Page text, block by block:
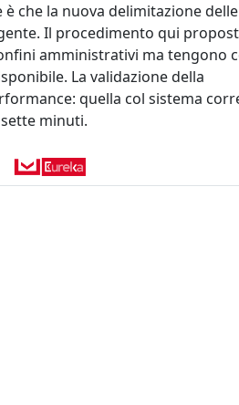
che la nuova delimitazione
Il procedimento qui
amministrativi ma tengono
La validazione della
quella col sistema
minuti.